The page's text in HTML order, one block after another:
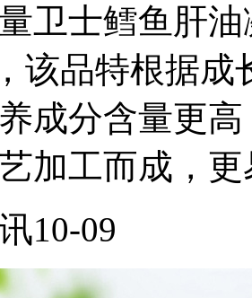
卫士鳕鱼肝
该品特根据成
成分含量更
加工而成，
10-09